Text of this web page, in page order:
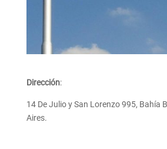
Dirección:
14 De Julio y San Lorenzo 995, Bahía
Aires.